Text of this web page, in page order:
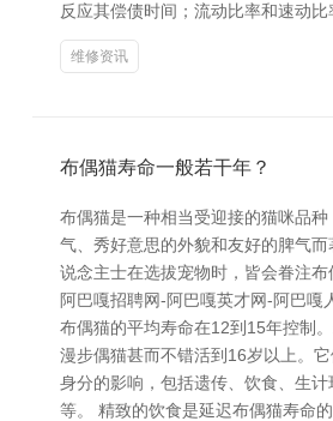
反应其偿债时间；流动比率和速动
维修资讯
布偶猫寿命一般若干年？
布偶猫是一种相当受迎接的猫咪品
气、秀好意思的外貌和友好的脾气
说念主士在选拔宠物时，皆会眷注布
阿巴嘎招聘网-阿巴嘎英才网-阿巴嘎
布偶猫的平均寿命在12到15年控制
漫步偶猫甚而不错活到16岁以上。
身分的影响，包括遗传、饮食、生
等。 精致的饮食是延迟布偶猫寿命